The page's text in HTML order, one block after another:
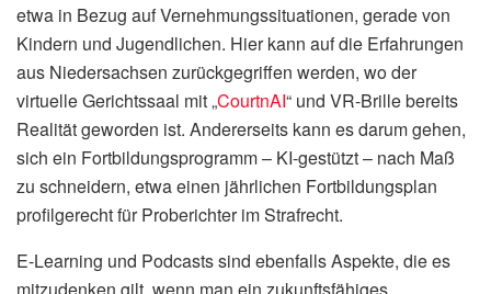
etwa in Bezug auf Vernehmungssituationen, gerade von
Kindern und Jugendlichen. Hier kann auf die Erfahrungen
aus Niedersachsen zurückgegriffen werden, wo der
virtuelle Gerichtssaal mit „CourtnAI“ und VR-Brille bereits
Realität geworden ist. Andererseits kann es darum gehen,
sich ein Fortbildungsprogramm – KI-gestützt – nach Maß
zu schneidern, etwa einen jährlichen Fortbildungsplan
profilgerecht für Proberichter im Strafrecht.
E-Learning und Podcasts sind ebenfalls Aspekte, die es
mitzudenken gilt, wenn man ein zukunftsfähiges